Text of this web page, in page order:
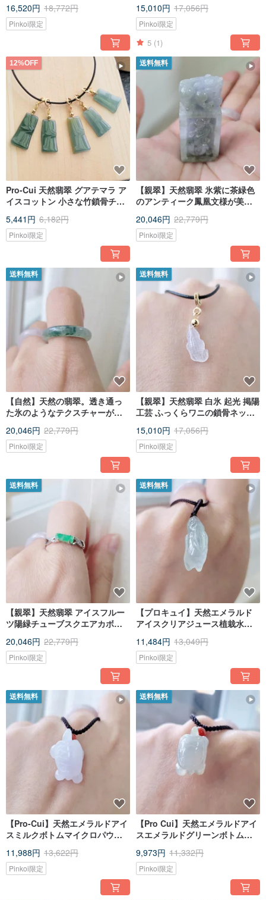
ルバーラブバックルヘッド鎖骨
チェーン
16,520円 18,772円
Pinkoi限定
スターリングシルバー 鎖骨チェ
ーン
15,010円 17,056円
Pinkoi限定
5 (1)
12%OFF
Pro-Cui 天然翡翠 グアテマラ ア
イスコットン 小さな竹鎖骨チェ
5,441円 6,182円
Pinkoi限定
送料無料
【親翠】天然翡翠 氷紫に茶緑色
のアンティーク鳳凰文様が美し
20,046円 22,779円
Pinkoi限定
送料無料
【自然】天然の翡翠。透き通っ
た氷のようなテクスチャーが美
手元を彩ります。14号指輪に適
しています。
20,046円 22,779円
Pinkoi限定
送料無料
【親翠】天然翡翠 白氷 起光 掲陽
工芸 ふっくらワニの鎖骨ネック
15,010円 17,056円
Pinkoi限定
送料無料
【親翠】天然翡翠 アイスフルー
ツ陽緑チューブスクエアカボシ
リーサイズリング
20,046円 22,779円
Pinkoi限定
送料無料
【プロキュイ】天然エメラルド
アイスクリアジュース植栽水遊
さぎ
11,484円 13,049円
Pinkoi限定
送料無料
【Pro-Cui】天然エメラルドアイ
スミルクボトムマイクロパウダ
クレス
11,988円 13,622円
Pinkoi限定
送料無料
【Pro Cui】天然エメラルドアイ
スエメラルドグリーンボトム手
9,973円 11,332円
Pinkoi限定